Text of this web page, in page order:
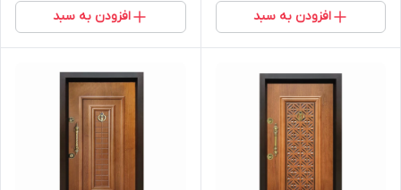
افزودن به سبد افزودن به سبد